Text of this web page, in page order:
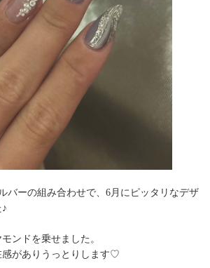
バーの組み合わせで、6月にピッタリなデザ
ンドを乗せました。
がありうっとりします♡